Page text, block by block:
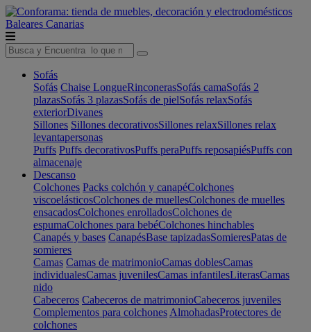
Baleares Canarias
Sofás
Sofás Chaise LongueRinconerasSofás camaSofás 2
plazasSofás 3 plazasSofás de pielSofás relaxSofás
exteriorDivanes
Sillones Sillones decorativosSillones relaxSillones relax
levantapersonas
Puffs Puffs decorativosPuffs peraPuffs reposapiésPuffs con
almacenaje
Descanso
Colchones Packs colchón y canapéColchones
viscoelásticosColchones de muellesColchones de muelles
ensacadosColchones enrolladosColchones de
espumaColchones para bebéColchones hinchables
Canapés y bases CanapésBase tapizadasSomieresPatas de
somieres
Camas Camas de matrimonioCamas doblesCamas
individualesCamas juvenilesCamas infantilesLiterasCamas
nido
Cabeceros Cabeceros de matrimonioCabeceros juveniles
Complementos para colchones AlmohadasProtectores de
colchones